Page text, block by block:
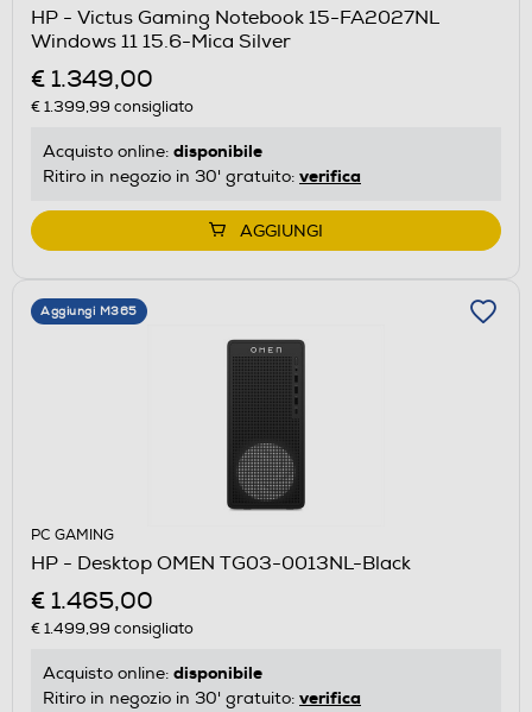
HP - Victus Gaming Notebook 15-FA2027NL
Windows 11 15.6-Mica Silver
€ 1.349,00
€ 1.399,99 consigliato
Acquisto online: disponibile
Ritiro in negozio in 30' gratuito: verifica
AGGIUNGI
Aggiungi M365
PC GAMING
HP - Desktop OMEN TG03-0013NL-Black
€ 1.465,00
€ 1.499,99 consigliato
Acquisto online: disponibile
Ritiro in negozio in 30' gratuito: verifica